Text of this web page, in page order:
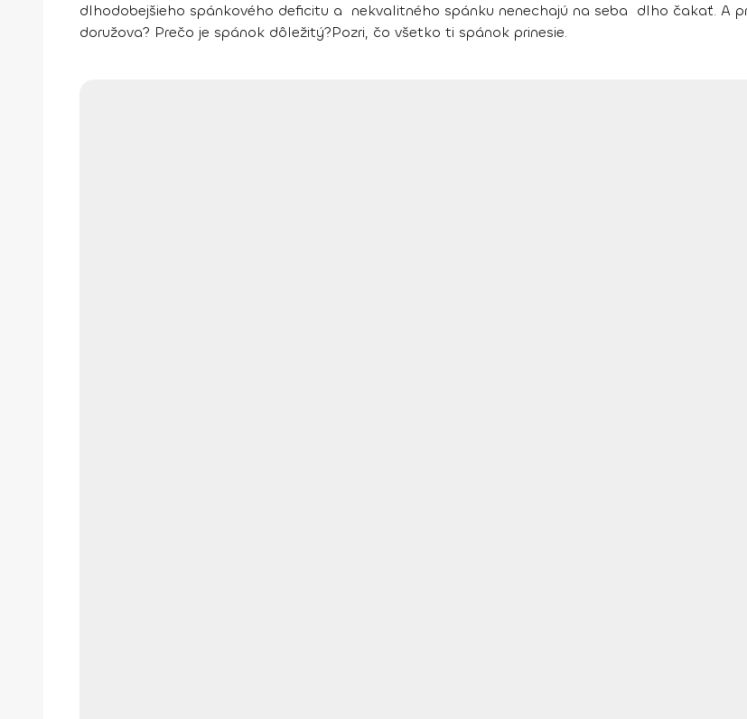
dlhodobejšieho spánkového deficitu a nekvalitného spánku nenechajú na seba dlho čakať. A
doružova? Prečo je spánok dôležitý?Pozri, čo všetko ti spánok prinesie.